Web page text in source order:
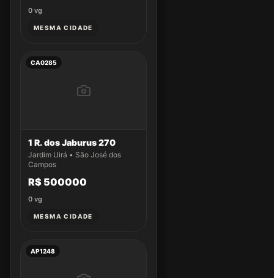
0 vg
MESMA CIDADE
CA0285
1 R. dos Jaburus 270
Jardim Uirá • São José dos
Campos
R$ 500000
0 vg
MESMA CIDADE
AP1248